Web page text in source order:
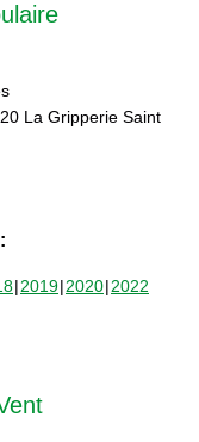
La Gripperie Saint
2019 2020 2022